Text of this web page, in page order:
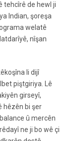
tehcîrê de hewl ji
Indian, şoreşa
welatê
nîşan
li dijî
piştgiriya. Lê
girseyî,
hêzên bi şer
û mercên
ne ji bo wê çi